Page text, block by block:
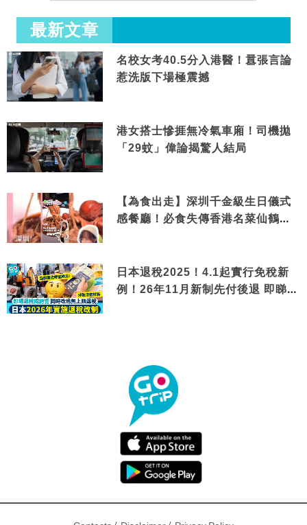
最新文章
名校女考40.5分入港醫！囂張言論
惹洗版下場極震撼
港女搭士慘捱無冷氣車廂！司機拋
「29蚊」偉論揭驚人結局
【為食出走】深圳千金級生日儀式
感餐廳！必食失傳香港名菜仙鶴神
日本退稅2025！4.1起實行免稅新
例！26年11月新制先付後退 即睇步